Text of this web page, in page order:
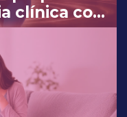
clínica con